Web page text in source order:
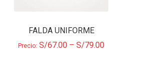
FALDA UNIFORME
Precio: S/67.00 –S/79.00